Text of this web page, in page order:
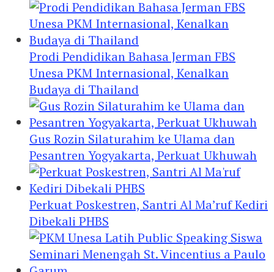
Prodi Pendidikan Bahasa Jerman FBS
Unesa PKM Internasional, Kenalkan
Budaya di Thailand
Gus Rozin Silaturahim ke Ulama dan
Pesantren Yogyakarta, Perkuat Ukhuwah
Perkuat Poskestren, Santri Al Ma’ruf Kediri
Dibekali PHBS